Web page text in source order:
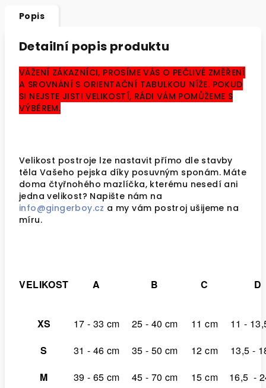
Popis
Detailní popis produktu
VÁŽENÍ ZÁKAZNÍCI, PROSÍME VÁS O PEČLIVÉ ZMĚŘENÍ
A SROVNÁNÍ S ORIENTAČNÍ TABULKOU NÍŽE. POKUD
SI NEJSTE JISTI VELIKOSTÍ, RÁDI VÁM POMŮŽEME S
VÝBĚREM.
Velikost postroje lze nastavit přímo dle stavby
těla Vašeho pejska díky posuvným sponám. Máte
doma čtyřnohého mazlíčka, kterému nesedí ani
jedna velikost? Napište nám na
info@gingerboy.cz a my vám postroj ušijeme na
míru.
VELIKOST A B C D
XS 17 - 33 cm 25 - 40 cm 11 cm
11 -
S
31 - 46 cm 35 - 50 cm 12 cm
13,5 -
M
39 - 65 cm 45 - 70 cm 15 cm 16,5 -